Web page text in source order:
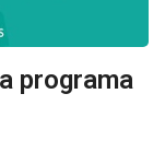
programa